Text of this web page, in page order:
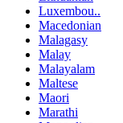
Luxembou..
Macedonian
Malagasy
Malay
Malayalam
Maltese
Maori
Marathi